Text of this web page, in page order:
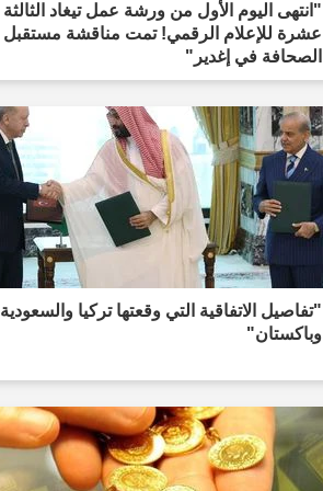
"انتهى اليوم الأول من ورشة عمل تيغاد الثالثة
عشرة للإعلام الرقمي! تمت مناقشة مستقبل
الصحافة في إغدير"
"تفاصيل الاتفاقية التي وقعتها تركيا والسعودية
وباكستان"